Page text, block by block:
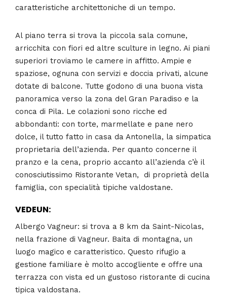
caratteristiche architettoniche di un tempo.
Al piano terra si trova la piccola sala comune,
arricchita con fiori ed altre sculture in legno. Ai piani
superiori troviamo le camere in affitto. Ampie e
spaziose, ognuna con servizi e doccia privati, alcune
dotate di balcone. Tutte godono di una buona vista
panoramica verso la zona del Gran Paradiso e la
conca di Pila. Le colazioni sono ricche ed
abbondanti: con torte, marmellate e pane nero
dolce, il tutto fatto in casa da Antonella, la simpatica
proprietaria dell’azienda. Per quanto concerne il
pranzo e la cena, proprio accanto all’azienda c’è il
conosciutissimo Ristorante Vetan, di proprietà della
famiglia, con specialità tipiche valdostane.
VEDEUN:
Albergo Vagneur: si trova a 8 km da Saint-Nicolas,
nella frazione di Vagneur. Baita di montagna, un
luogo magico e caratteristico. Questo rifugio a
gestione familiare è molto accogliente e offre una
terrazza con vista ed un gustoso ristorante di cucina
tipica valdostana.